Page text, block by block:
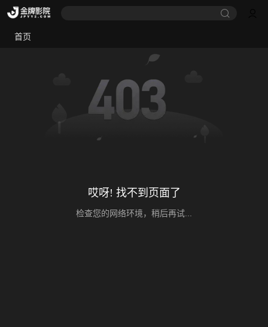
首页
哎呀! 找不到页面了
检查您的网络环境，稍后再试...